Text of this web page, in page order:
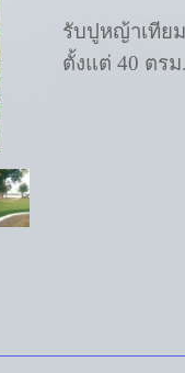
รับปูหญ้าเทีย
ตั้งแต่ 40 ตร